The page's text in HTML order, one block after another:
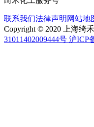
联系我们法律声明 网站地
Copyright © 2020 上海绮
31011402009444号 沪ICP